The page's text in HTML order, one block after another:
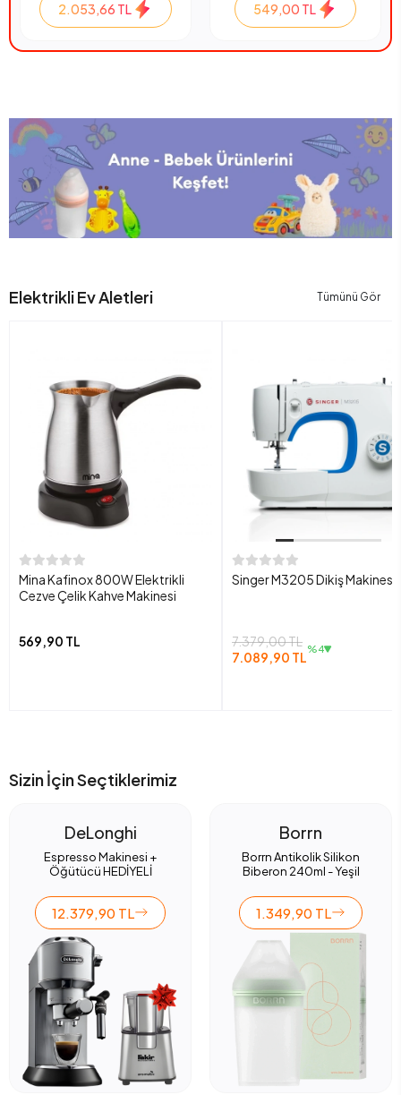
2.053,66 TL 549,00 TL
Elektrikli Ev Aletleri Tümünü Gör
Mina Kafinox 800W Elektrikli
Cezve Çelik Kahve Makinesi
569,90 TL
Singer M3205 Dikiş Makinesi
7.379,00 TL
7.089,90 TL %4
Sizin İçin Seçtiklerimiz
DeLonghi
Espresso Makinesi +
Öğütücü HEDİYELİ
12.379,90 TL
Borrn
Borrn Antikolik Silikon
Biberon 240ml - Yeşil
1.349,90 TL